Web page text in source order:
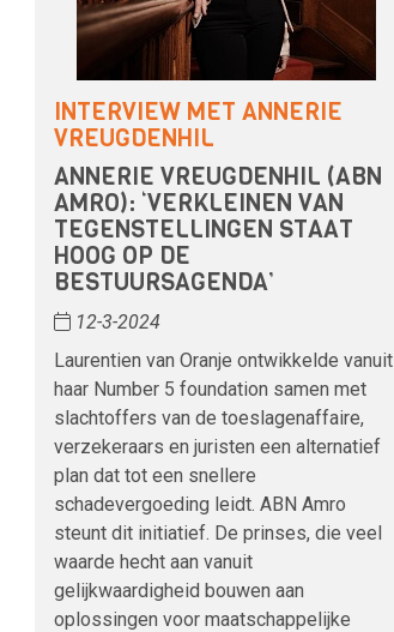
INTERVIEW MET ANNERIE
VREUGDENHIL
ANNERIE VREUGDENHIL (ABN
AMRO): ‘VERKLEINEN VAN
TEGENSTELLINGEN STAAT
HOOG OP DE
BESTUURSAGENDA’
12-3-2024
Laurentien van Oranje ontwikkelde vanuit
haar Number 5 foundation samen met
slachtoffers van de toeslagenaffaire,
verzekeraars en juristen een alternatief
plan dat tot een snellere
schadevergoeding leidt. ABN Amro
steunt dit initiatief. De prinses, die veel
waarde hecht aan vanuit
gelijkwaardigheid bouwen aan
oplossingen voor maatschappelijke